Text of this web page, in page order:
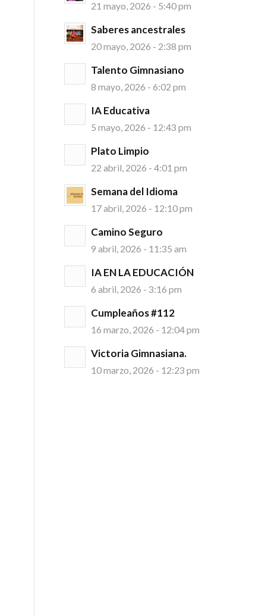
21 mayo, 2026 - 5:40 pm
Saberes ancestrales
20 mayo, 2026 - 2:38 pm
Talento Gimnasiano
8 mayo, 2026 - 6:02 pm
IA Educativa
5 mayo, 2026 - 12:43 pm
Plato Limpio
22 abril, 2026 - 4:01 pm
Semana del Idioma
17 abril, 2026 - 12:10 pm
Camino Seguro
9 abril, 2026 - 11:35 am
IA EN LA EDUCACIÓN
6 abril, 2026 - 3:16 pm
Cumpleaños #112
16 marzo, 2026 - 12:04 pm
Victoria Gimnasiana.
10 marzo, 2026 - 12:23 pm